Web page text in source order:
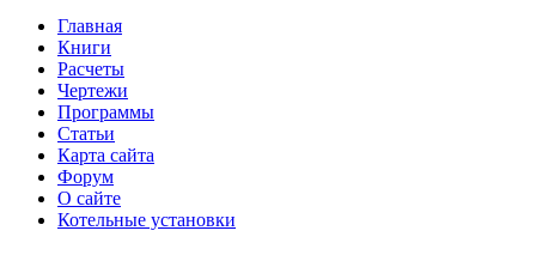
Главная
Книги
Расчеты
Чертежи
Программы
Статьи
Карта сайта
Форум
О сайте
Котельные установки